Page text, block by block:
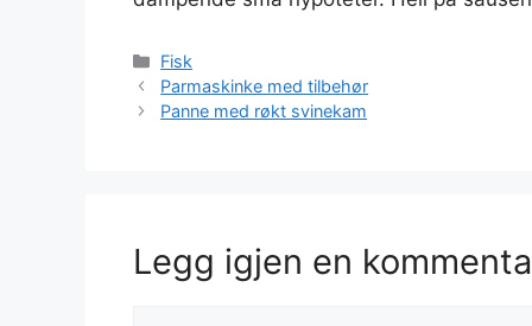
Kategorier
Fisk
Parmaskinke med tilbehør
Panne med røkt svinekam
Legg igjen en